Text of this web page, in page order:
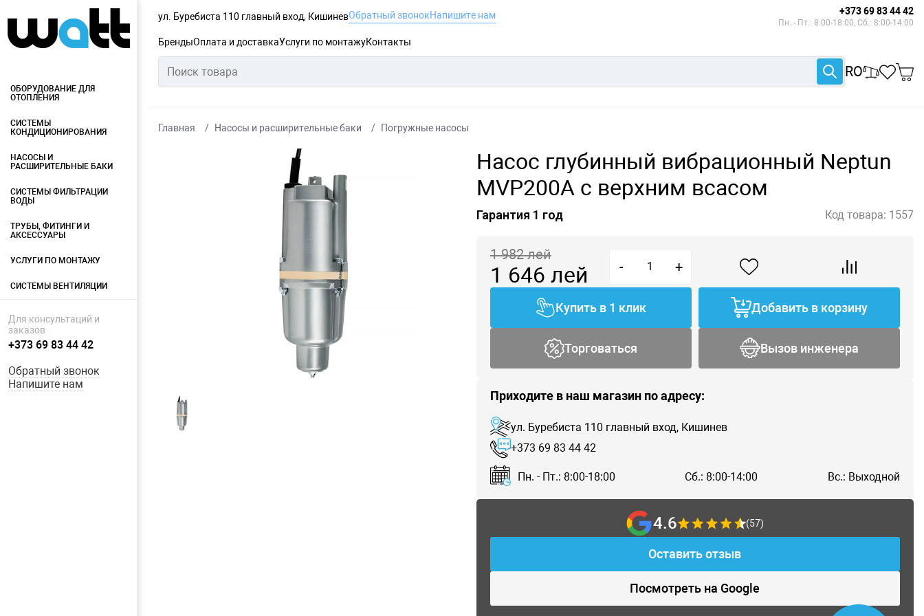
ул. Буребиста 110 главный вход, КишиневОбратный звонокНапишите нам +373 69 83 44 42
Пн. - Пт.: 8:00-18:00, Сб.: 8:00-14:00
БрендыОплата и доставкаУслуги по монтажуКонтакты
RO
ОБОРУДОВАНИЕ ДЛЯ
ОТОПЛЕНИЯ
СИСТЕМЫ
КОНДИЦИОНИРОВАНИЯ
НАСОСЫ И
РАСШИРИТЕЛЬНЫЕ БАКИ
СИСТЕМЫ ФИЛЬТРАЦИИ
ВОДЫ
ТРУБЫ, ФИТИНГИ И
АКСЕССУАРЫ
УСЛУГИ ПО МОНТАЖУ
СИСТЕМЫ ВЕНТИЛЯЦИИ
Для консультаций и
заказов
+373 69 83 44 42
Обратный звонок
Напишите нам
Главная Насосы и расширительные баки Погружные насосы
Насос глубинный вибрационный Neptun
MVP200A с верхним всасом
Гарантия 1 год Код товара: 1557
1 982лей
1 646 лей - +
Купить в 1 клик Добавить в корзину
Торговаться Вызов инженера
Приходите в наш магазин по адресу:
ул. Буребиста 110 главный вход, Кишинев
+373 69 83 44 42
Пн. - Пт.: 8:00-18:00 Сб.: 8:00-14:00 Вс.: Выходной
4.6 (57)
Оставить отзыв
Посмотреть на Google